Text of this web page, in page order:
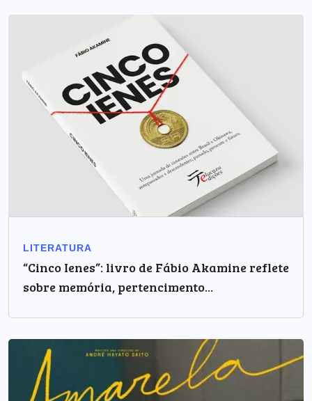
LITERATURA
“Cinco Ienes”: livro de Fábio Akamine reflete
sobre memória, pertencimento...